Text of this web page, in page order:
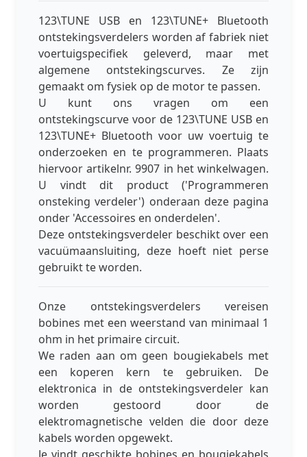
123\TUNE USB en 123\TUNE+ Bluetooth
ontstekingsverdelers worden af fabriek niet
voertuigspecifiek geleverd, maar met
algemene ontstekingscurves. Ze zijn
gemaakt om fysiek op de motor te passen.
U kunt ons vragen om een
ontstekingscurve voor de 123\TUNE USB en
123\TUNE+ Bluetooth voor uw voertuig te
onderzoeken en te programmeren. Plaats
hiervoor artikelnr. 9907 in het winkelwagen.
U vindt dit product ('Programmeren
onsteking verdeler') onderaan deze pagina
onder 'Accessoires en onderdelen'.
Deze ontstekingsverdeler beschikt over een
vacuümaansluiting, deze hoeft niet perse
gebruikt te worden.
Onze ontstekingsverdelers vereisen
bobines met een weerstand van minimaal 1
ohm in het primaire circuit.
We raden aan om geen bougiekabels met
een koperen kern te gebruiken. De
elektronica in de ontstekingsverdeler kan
worden gestoord door de
elektromagnetische velden die door deze
kabels worden opgewekt.